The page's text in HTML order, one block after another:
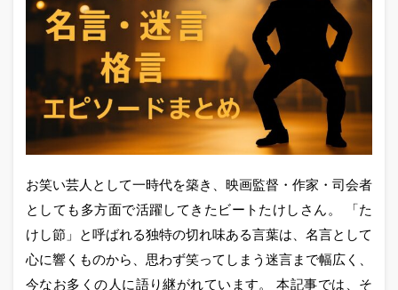
お笑い芸人として一時代を築き、映画監督・作家・司会者
としても多方面で活躍してきたビートたけしさん。 「た
けし節」と呼ばれる独特の切れ味ある言葉は、名言として
心に響くものから、思わず笑ってしまう迷言まで幅広く、
今なお多くの人に語り継がれています。 本記事では、そ